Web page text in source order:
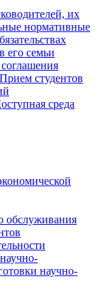
их
нормативные
его семьи
Прием студентов
среда
обслуживания
научно-